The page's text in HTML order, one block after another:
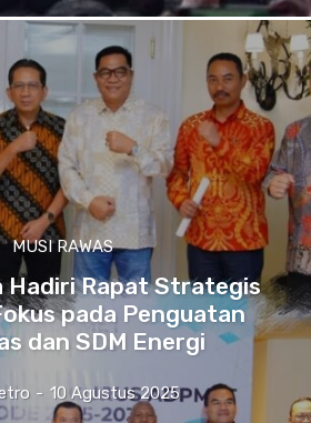
MUSI RAWAS
Hadiri Rapat Strategis
pada Penguatan
dan SDM Energi
- 10 Agustus 2025